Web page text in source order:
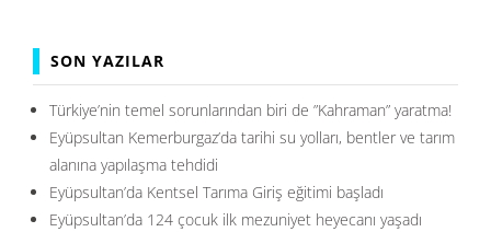
SON YAZILAR
Türkiye’nin temel sorunlarından biri de ”Kahraman” yaratma!
Eyüpsultan Kemerburgaz’da tarihi su yolları, bentler ve tarım
alanına yapılaşma tehdidi
Eyüpsultan’da Kentsel Tarıma Giriş eğitimi başladı
Eyüpsultan’da 124 çocuk ilk mezuniyet heyecanı yaşadı